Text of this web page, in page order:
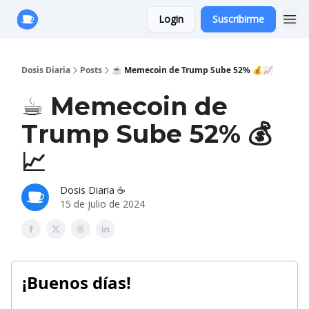
Login Suscribirme
Dosis Diaria Posts ☕️ Memecoin de Trump Sube 52% 💰📈
☕️ Memecoin de
Trump Sube 52% 💰
📈
Dosis Diaria ☕️
15 de julio de 2024
¡Buenos días!